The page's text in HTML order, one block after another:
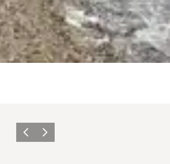
ZurückWeiter